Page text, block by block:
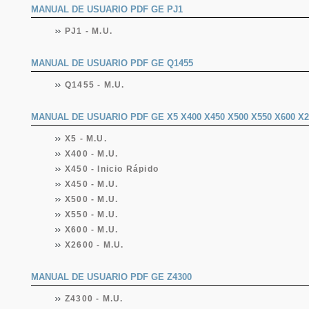
MANUAL DE USUARIO PDF GE PJ1
PJ1 - M.U.
MANUAL DE USUARIO PDF GE Q1455
Q1455 - M.U.
MANUAL DE USUARIO PDF GE X5 X400 X450 X500 X550 X600
X5 - M.U.
X400 - M.U.
X450 - Inicio Rápido
X450 - M.U.
X500 - M.U.
X550 - M.U.
X600 - M.U.
X2600 - M.U.
MANUAL DE USUARIO PDF GE Z4300
Z4300 - M.U.